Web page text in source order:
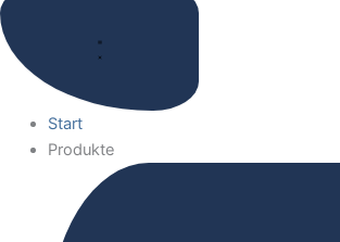
Start
Produkte